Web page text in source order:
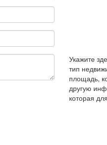
Укажите
тип
площадь,
другую
которая